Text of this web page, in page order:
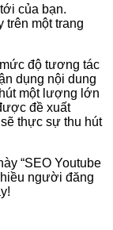
của bạn.
trên một trang
độ tương tác
dụng nội dung
một lượng lớn
đề xuất
thực sự thu hút
“SEO Youtube
người đăng